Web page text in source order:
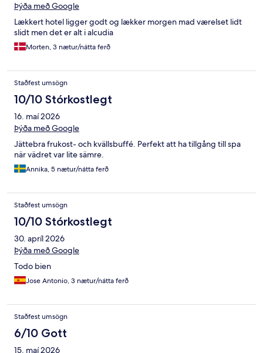
Þýða með Google
Lækkert hotel ligger godt og lækker morgen mad værelset lidt
slidt men det er alt i alcudia
Morten, 3 nætur/nátta ferð
Staðfest umsögn
10/10 Stórkostlegt
16. maí 2026
Þýða með Google
Jättebra frukost- och kvällsbuffé. Perfekt att ha tillgång till spa
när vädret var lite sämre.
Annika, 5 nætur/nátta ferð
Staðfest umsögn
10/10 Stórkostlegt
30. apríl 2026
Þýða með Google
Todo bien
Jose Antonio, 3 nætur/nátta ferð
Staðfest umsögn
6/10 Gott
15. maí 2026